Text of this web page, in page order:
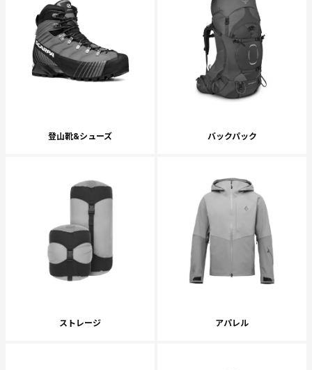
登山靴&シューズ バックパック
ストレージ アパレル